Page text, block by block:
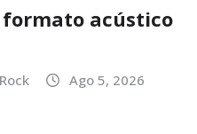
acústico
Ago 5, 2026